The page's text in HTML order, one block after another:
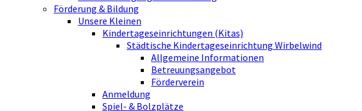
Förderung & Bildung
Unsere Kleinen
Kindertageseinrichtungen (Kitas)
Städtische Kindertageseinrichtung Wirbelwind
Allgemeine Informationen
Betreuungsangebot
Förderverein
Anmeldung
Spiel- & Bolzplätze